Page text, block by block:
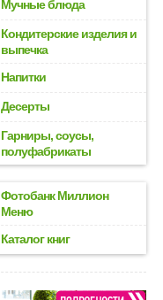
Мучные блюда
Кондитерские изделия и
выпечка
Напитки
Десерты
Гарниры, соусы,
полуфабрикаты
Фотобанк Миллион
Меню
Каталог книг